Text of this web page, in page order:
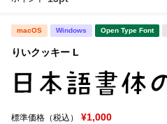
macOS Windows Open Type Font
りいクッキー L
標準価格（税込） ¥1,000